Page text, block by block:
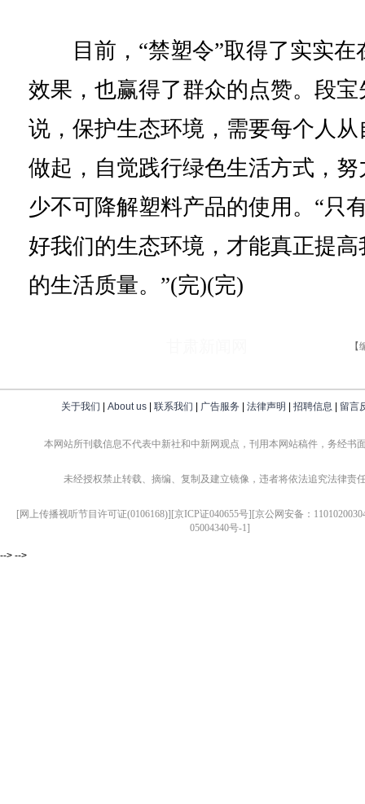
目前，“禁塑令”取得了实实在
效果，也赢得了群众的点赞。段宝
说，保护生态环境，需要每个人从
做起，自觉践行绿色生活方式，努
少不可降解塑料产品的使用。“只
好我们的生态环境，才能真正提高
的生活质量。”(完)(完)
关于我们 About us 联系我们 广告服务 法律声明 招聘信息 留言
本网站所刊载信息不代表中新社和中新网观点，刊用本网站稿件，务经书
未经授权禁止转载、摘编、复制及建立镜像，违者将依法追究法律责
[网上传播视听节目许可证(0106168)][京ICP证040655号][京公网安备：
05004340号-1]
--> -->